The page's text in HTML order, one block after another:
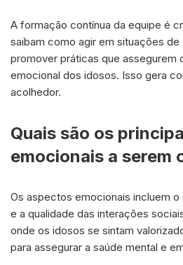
A formação contínua da equipe é
saibam como agir em situações de
promover práticas que assegurem
emocional dos idosos. Isso gera
acolhedor.
Quais são os
emocionais a serem
Os aspectos emocionais incluem
e a qualidade das interações
onde os idosos se sintam
para assegurar a saúde mental e